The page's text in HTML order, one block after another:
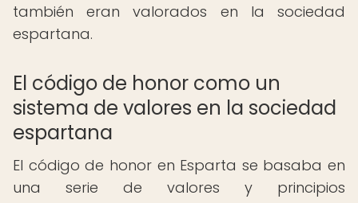
también eran valorados en la sociedad
espartana.
El código de honor como un
sistema de valores en la sociedad
espartana
El código de honor en Esparta se basaba en
una serie de valores y principios